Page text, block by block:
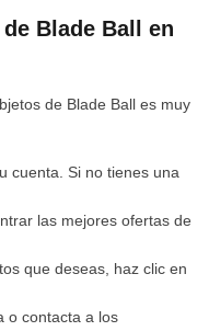
Blade Ball en
de Blade Ball es muy
cuenta. Si no tienes una
las mejores ofertas de
que deseas, haz clic en
o contacta a los